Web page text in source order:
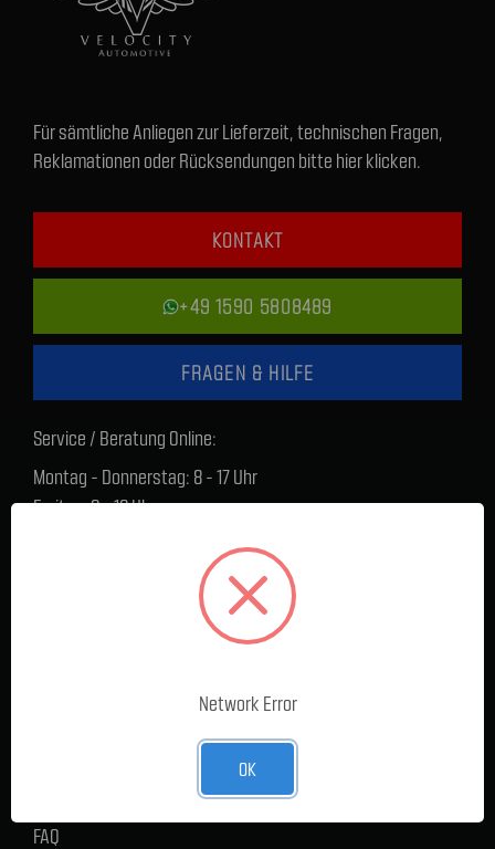
Für sämtliche Anliegen zur Lieferzeit, technischen Fragen,
Reklamationen oder Rücksendungen bitte hier klicken.
KONTAKT
+49 1590 5808489
FRAGEN & HILFE
Service / Beratung Online:
Montag - Donnerstag: 8 - 17 Uhr
Freitag: 8 - 16 Uhr
Lager Lauenstein (Warenabholungen):
Montag - Donnerstag: 7.30 - 15 Uhr
FAQ
Network Error
OK